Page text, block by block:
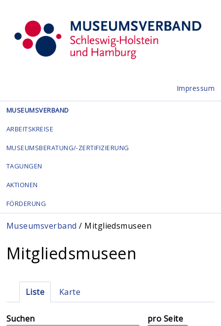
Impressum
MUSEUMSVERBAND
ARBEITSKREISE
MUSEUMSBERATUNG/-ZERTIFIZIERUNG
TAGUNGEN
AKTIONEN
FÖRDERUNG
Sie sind hier
Museumsverband / Mitgliedsmuseen
Mitgliedsmuseen
Haupt-Reiter
Liste (aktiver Reiter)
Karte
Suchen pro Seite